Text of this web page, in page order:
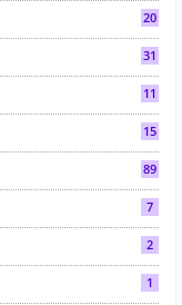
20
31
11
15
89
7
2
1